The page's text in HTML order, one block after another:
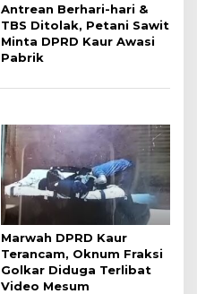
Antrean Berhari-hari &
TBS Ditolak, Petani Sawit
Minta DPRD Kaur Awasi
Pabrik
Marwah DPRD Kaur
Terancam, Oknum Fraksi
Golkar Diduga Terlibat
Video Mesum